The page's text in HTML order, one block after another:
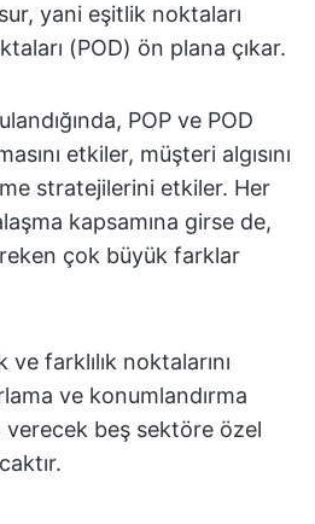
yani eşitlik noktaları
(POD) ön plana çıkar.
POP ve POD
etkiler, müşteri algısını
stratejilerini etkiler. Her
kapsamına girse de,
çok büyük farklar
farklılık noktalarını
ve konumlandırma
beş sektöre özel